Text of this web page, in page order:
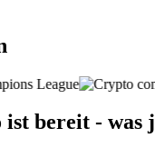
bereit - was